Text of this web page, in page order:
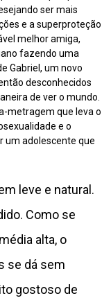
ser mais
e a superproteção
melhor amiga,
fazendo uma
Gabriel, um novo
desconhecidos
de ver o mundo.
metragem que leva o
e o
um adolescente que
leve e natural.
Como se
alta, o
se dá sem
gostoso de